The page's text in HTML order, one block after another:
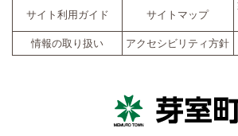
サイト利用ガイド サイトマップ
情報の取り扱い
アクセシビリティ方針